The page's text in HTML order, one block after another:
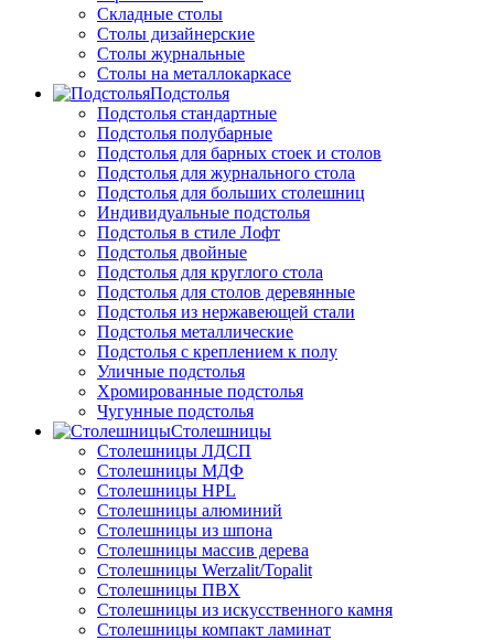
Складные столы
Столы дизайнерские
Столы журнальные
Столы на металлокаркасе
Подстолья
Подстолья стандартные
Подстолья полубарные
Подстолья для барных стоек и столов
Подстолья для журнального стола
Подстолья для больших столешниц
Индивидуальные подстолья
Подстолья в стиле Лофт
Подстолья двойные
Подстолья для круглого стола
Подстолья для столов деревянные
Подстолья из нержавеющей стали
Подстолья металлические
Подстолья с креплением к полу
Уличные подстолья
Хромированные подстолья
Чугунные подстолья
Столешницы
Столешницы ЛДСП
Столешницы МДФ
Столешницы HPL
Столешницы алюминий
Столешницы из шпона
Столешницы массив дерева
Столешницы Werzalit/Topalit
Столешницы ПВХ
Столешницы из искусственного камня
Столешницы компакт ламинат